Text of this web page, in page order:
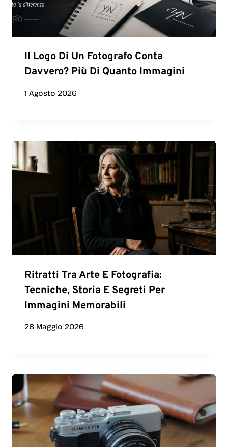
Il Logo Di Un Fotografo Conta
Davvero? Più Di Quanto Immagini
1 Agosto 2026
Ritratti Tra Arte E Fotografia:
Tecniche, Storia E Segreti Per
Immagini Memorabili
28 Maggio 2026